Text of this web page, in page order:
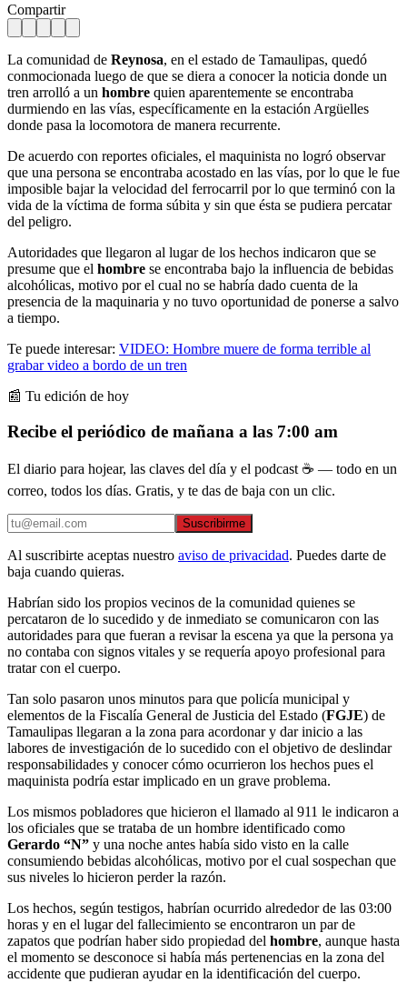
Compartir
La comunidad de Reynosa, en el estado de Tamaulipas, quedó
conmocionada luego de que se diera a conocer la noticia donde un
tren arrolló a un hombre quien aparentemente se encontraba
durmiendo en las vías, específicamente en la estación Argüelles
donde pasa la locomotora de manera recurrente.
De acuerdo con reportes oficiales, el maquinista no logró observar
que una persona se encontraba acostado en las vías, por lo que le fue
imposible bajar la velocidad del ferrocarril por lo que terminó con la
vida de la víctima de forma súbita y sin que ésta se pudiera percatar
del peligro.
Autoridades que llegaron al lugar de los hechos indicaron que se
presume que el hombre se encontraba bajo la influencia de bebidas
alcohólicas, motivo por el cual no se habría dado cuenta de la
presencia de la maquinaria y no tuvo oportunidad de ponerse a salvo
a tiempo.
Te puede interesar: VIDEO: Hombre muere de forma terrible al
grabar video a bordo de un tren
📰 Tu edición de hoy
Recibe el periódico de mañana a las 7:00 am
El diario para hojear, las claves del día y el podcast ☕ — todo en un
correo, todos los días. Gratis, y te das de baja con un clic.
Suscribirme
Al suscribirte aceptas nuestro aviso de privacidad. Puedes darte de
baja cuando quieras.
Habrían sido los propios vecinos de la comunidad quienes se
percataron de lo sucedido y de inmediato se comunicaron con las
autoridades para que fueran a revisar la escena ya que la persona ya
no contaba con signos vitales y se requería apoyo profesional para
tratar con el cuerpo.
Tan solo pasaron unos minutos para que policía municipal y
elementos de la Fiscalía General de Justicia del Estado (FGJE) de
Tamaulipas llegaran a la zona para acordonar y dar inicio a las
labores de investigación de lo sucedido con el objetivo de deslindar
responsabilidades y conocer cómo ocurrieron los hechos pues el
maquinista podría estar implicado en un grave problema.
Los mismos pobladores que hicieron el llamado al 911 le indicaron a
los oficiales que se trataba de un hombre identificado como
Gerardo “N” y una noche antes había sido visto en la calle
consumiendo bebidas alcohólicas, motivo por el cual sospechan que
sus niveles lo hicieron perder la razón.
Los hechos, según testigos, habrían ocurrido alrededor de las 03:00
horas y en el lugar del fallecimiento se encontraron un par de
zapatos que podrían haber sido propiedad del hombre, aunque hasta
el momento se desconoce si había más pertenencias en la zona del
accidente que pudieran ayudar en la identificación del cuerpo.